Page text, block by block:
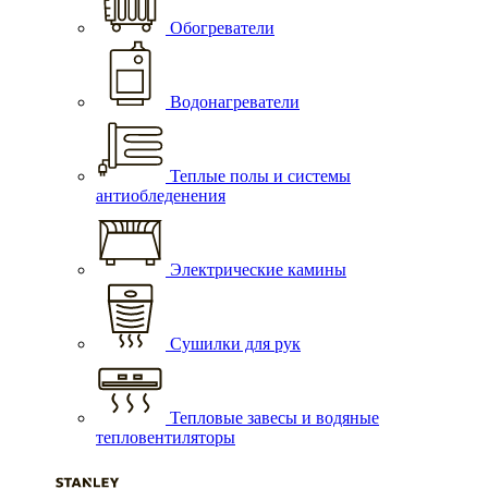
Обогреватели
Водонагреватели
Теплые полы и системы
антиобледенения
Электрические камины
Сушилки для рук
Тепловые завесы и водяные
тепловентиляторы